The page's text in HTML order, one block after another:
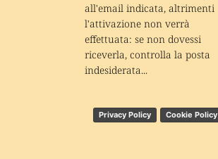
all'email indicata, altrimenti
l'attivazione non verrà
effettuata: se non dovessi
riceverla, controlla la posta
indesiderata...
Privacy Policy Cookie Policy